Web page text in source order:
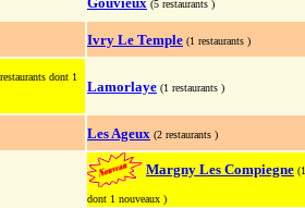
(5 restaurants )
Ivry Le Temple (1 restaurants )
dont 1
Lamorlaye (1 restaurants )
Les Ageux (2 restaurants )
Margny Les Compiegne
dont 1 nouveaux )